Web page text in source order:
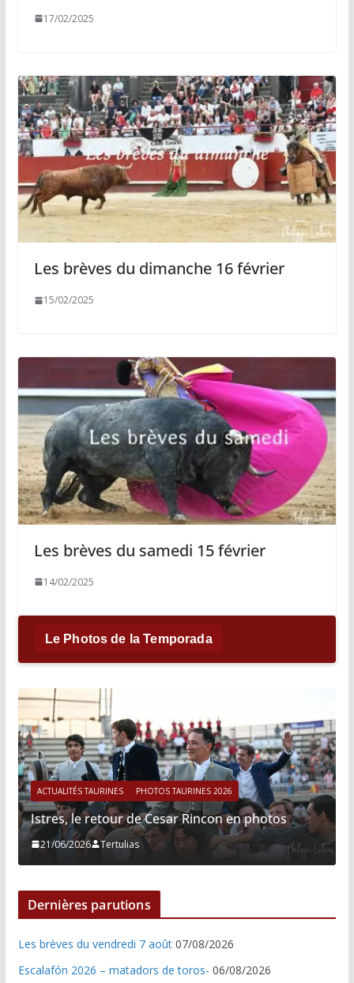
17/02/2025
Les brèves du dimanche 16 février
15/02/2025
Les brèves du samedi 15 février
14/02/2025
Le Photos de la Temporada
ACTUALITÉS TAURINES PHOTOS TAURINES 2026
Istres, le retour de Cesar Rincon en photos
21/06/2026 Tertulias
Dernières parutions
Les brèves du vendredi 7 août 07/08/2026
Escalafón 2026 – matadors de toros- 06/08/2026